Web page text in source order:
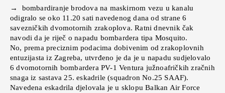
→ bombardiranje brodova na maskirnom vezu u kanalu
odigralo se oko 11.20 sati navedenog dana od strane 6
savezničkih dvomotornih zrakoplova. Ratni dnevnik čak
navodi da je riječ o napadu bombardera tipa Mosquito.
No, prema preciznim podacima dobivenim od zrakoplovnih
entuzijasta iz Zagreba, utvrđeno je da je u napadu sudjelovalo
6 dvomotornih bombardera PV-1 Ventura južnoafričkih zračnih
snaga iz sastava 25. eskadrile (squadron No.25 SAAF).
Navedena eskadrila djelovala je u sklopu Balkan Air Force